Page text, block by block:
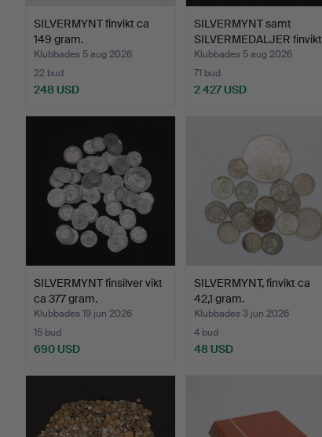
SILVERMYNT finvikt ca
149 gram.
Klubbades 5 aug 2026
22 bud
248 USD
SILVERMYNT samt
SILVERMEDALJER finvikt
ca …
Klubbades 5 aug 2026
71 bud
2 427 USD
SILVERMYNT finsilver vikt
ca 377 gram.
Klubbades 19 jun 2026
15 bud
690 USD
SILVERMYNT, finvikt ca
42,1 gram.
Klubbades 3 jun 2026
4 bud
48 USD